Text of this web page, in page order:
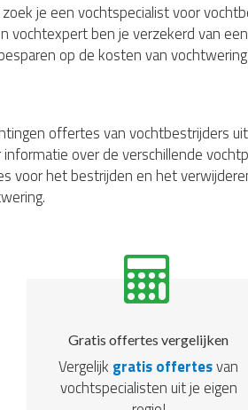
je een vochtspecialist voor
vochtexpert ben je verzekerd van
op de kosten van
offertes van vochtbestrijders
over de verschillende
voor het bestrijden en het
Gratis offertes vergelijken
Vergelijk gratis offertesvan
vochtspecialisten uit je eigen